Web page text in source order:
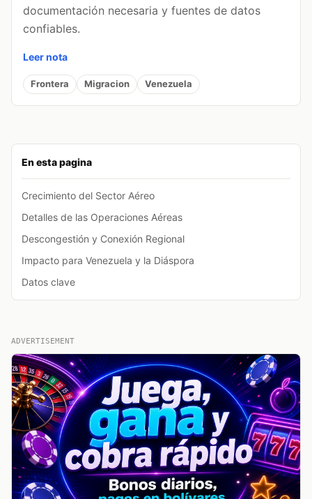
En esta pagina
Crecimiento del Sector Aéreo
Detalles de las Operaciones Aéreas
Descongestión y Conexión Regional
Impacto para Venezuela y la Diáspora
Datos clave
documentación necesaria y fuentes de datos
confiables.
Leer nota
Frontera Migracion Venezuela
ADVERTISEMENT